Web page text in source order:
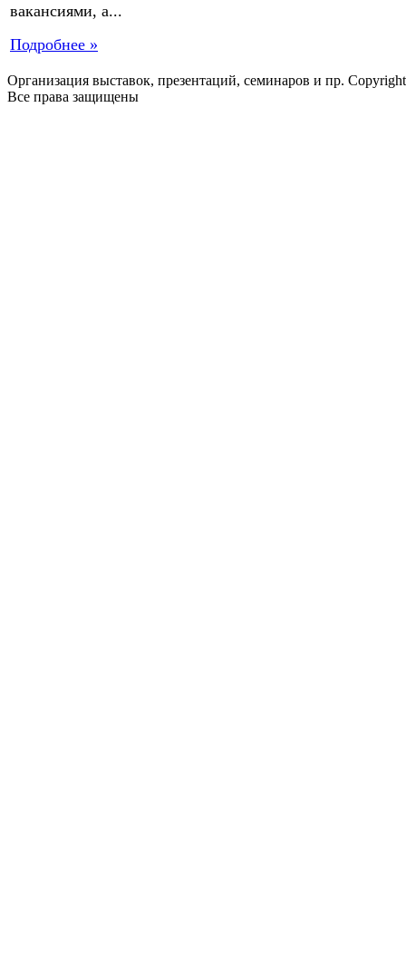
вакансиями, а...
Подробнее »
Организация выставок, презентаций, семинаров и пр.
Все права защищены